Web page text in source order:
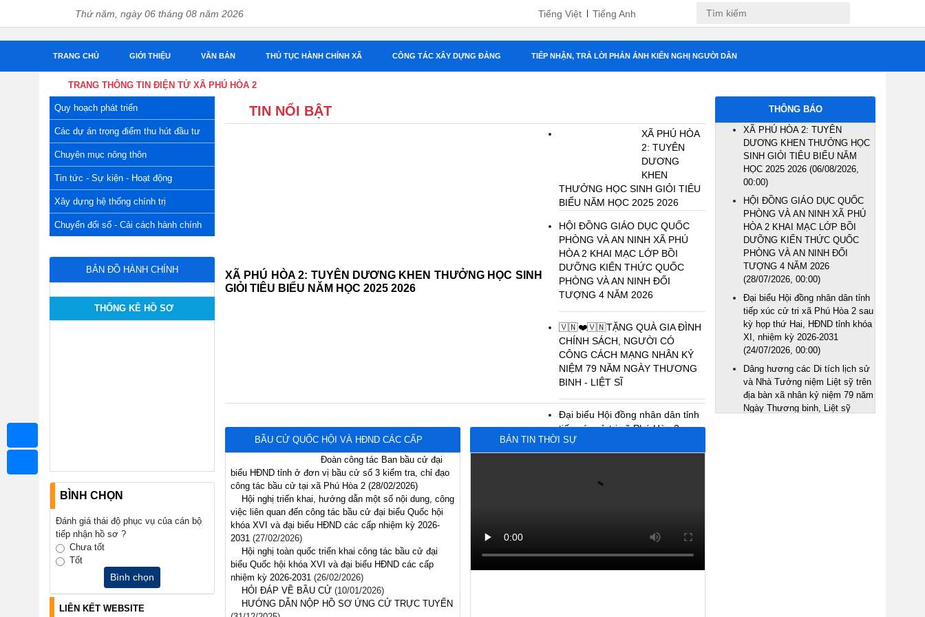
Thứ năm, ngày 06 tháng 08 năm 2026 Tiếng Việt Tiếng Anh
TRANG CHỦ GIỚI THIỆU VĂN BẢN THỦ TỤC HÀNH CHÍNH XÃ CÔNG TÁC XÂY DỰNG ĐẢNG TIẾP NHẬN, TRẢ LỜI PHẢN ÁNH KIẾN NGHỊ NGƯỜI DÂN
TRANG THÔNG TIN ĐIỆN TỬ XÃ PHÚ HÒA 2
Quy hoạch phát triển
Các dự án trọng điểm thu hút đầu tư
Chuyên mục nông thôn
Tin tức - Sự kiện - Hoạt động
Xây dựng hệ thống chính trị
Chuyển đổi số - Cải cách hành chính
BẢN ĐỒ HÀNH CHÍNH
THỐNG KÊ HỒ SƠ
BÌNH CHỌN
Đánh giá thái độ phục vụ của cán bộ
tiếp nhận hồ sơ ?
Chưa tốt
Tốt
Bình chọn
LIÊN KẾT WEBSITE
TIN NỔI BẬT
XÃ PHÚ HÒA 2: TUYÊN DƯƠNG KHEN THƯỞNG HỌC SINH GIỎI
TIÊU BIỂU NĂM HỌC 2025 2026
XÃ PHÚ HÒA
2: TUYÊN
DƯƠNG KHEN
THƯỞNG HỌC
SINH GIỎI TIÊU BIỂU NĂM HỌC
2025 2026
HỘI ĐỒNG GIÁO DỤC QUỐC PHÒNG
VÀ AN NINH XÃ PHÚ HÒA 2 KHAI
MẠC LỚP BỒI DƯỠNG KIẾN THỨC
QUỐC PHÒNG VÀ AN NINH ĐỐI
TƯỢNG 4 NĂM 2026
🇻🇳❤️🇻🇳TẶNG QUÀ GIA ĐÌNH
CHÍNH SÁCH, NGƯỜI CÓ CÔNG
CÁCH MẠNG NHÂN KỶ NIỆM 79
NĂM NGÀY THƯƠNG BINH - LIỆT SĨ
Đại biểu Hội đồng nhân dân tỉnh tiếp
xúc cử tri xã Phú Hòa 2 sau kỳ họp
thứ Hai, HĐND tỉnh khóa XI, nhiệm kỳ
2026-2031
xã nhân kỷ niệm 79 năm Ngày
THÔNG BÁO
XÃ PHÚ HÒA 2: TUYÊN DƯƠNG
KHEN THƯỞNG HỌC SINH GIỎI
TIÊU BIỂU NĂM HỌC 2025 2026
(06/08/2026, 00:00)
HỘI ĐỒNG GIÁO DỤC QUỐC
PHÒNG VÀ AN NINH XÃ PHÚ
HÒA 2 KHAI MẠC LỚP BỒI
DƯỠNG KIẾN THỨC QUỐC
PHÒNG VÀ AN NINH ĐỐI TƯỢNG
4 NĂM 2026 (28/07/2026, 00:00)
Đại biểu Hội đồng nhân dân tỉnh
tiếp xúc cử tri xã Phú Hòa 2 sau
kỳ họp thứ Hai, HĐND tỉnh khóa
XI, nhiệm kỳ 2026-2031
(24/07/2026, 00:00)
Dâng hương các Di tích lịch sử và
Nhà Tưởng niệm Liệt sỹ trên địa
bàn xã nhân kỷ niệm 79 năm
Ngày Thương binh, Liệt sỹ
(27/7/1947 - 27/7/2026)
(24/07/2026, 00:00)
BẦU CỬ QUỐC HỘI VÀ HĐND CÁC CẤP
Đoàn công tác Ban bầu cử đại
biểu HĐND tỉnh ở đơn vị bầu cử số 3 kiểm tra, chỉ đạo
công tác bầu cử tại xã Phú Hòa 2(28/02/2026)
Hội nghị triển khai, hướng dẫn một số nội dung, công
việc liên quan đến công tác bầu cử đại biểu Quốc hội
khóa XVI và đại biểu HĐND các cấp nhiệm kỳ 2026-2031
(27/02/2026)
Hội nghị toàn quốc triển khai công tác bầu cử đại biểu
Quốc hội khóa XVI và đại biểu HĐND các cấp nhiệm kỳ
2026-2031(26/02/2026)
HỎI ĐÁP VỀ BẦU CỬ(10/01/2026)
HƯỚNG DẪN NỘP HỒ SƠ ỨNG CỬ TRỰC TUYẾN
BẢN TIN THỜI SỰ